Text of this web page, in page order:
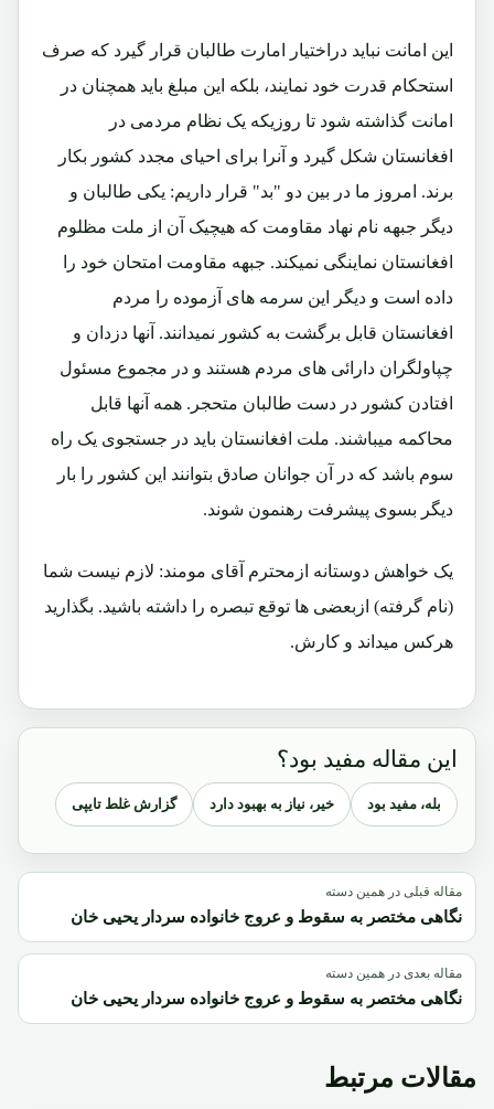
این امانت نباید دراختیار امارت طالبان قرار گیرد که صرف
استحکام قدرت خود نمایند، بلکه این مبلغ باید همچنان در
امانت گذاشته شود تا روزیکه یک نظام مردمی در
افغانستان شکل گیرد و آنرا برای احیای مجدد کشور بکار
برند. امروز ما در بین دو "بد" قرار داریم: یکی طالبان و
دیگر جبهه نام نهاد مقاومت که هیچیک آن از ملت مظلوم
افغانستان نماینگی نمیکند. جبهه مقاومت امتحان خود را
داده است و دیگر این سرمه های آزموده را مردم
افغانستان قابل برگشت به کشور نمیدانند. آنها دزدان و
چپاولگران دارائی های مردم هستند و در مجموع مسئول
افتادن کشور در دست طالبان متحجر. همه آنها قابل
محاکمه میباشند. ملت افغانستان باید در جستجوی یک راه
سوم باشد که در آن جوانان صادق بتوانند این کشور را بار
دیگر بسوی پیشرفت رهنمون شوند.
یک خواهش دوستانه ازمحترم آقای مومند: لازم نیست شما
(نام گرفته) ازبعضی ها توقع تبصره را داشته باشید. بگذارید
هرکس میداند و کارش.
این مقاله مفید بود؟
بله، مفید بود خیر، نیاز به بهبود دارد گزارش غلط تایپی
مقاله قبلی در همین دسته
نگاهی مختصر به سقوط و عروج خانواده سردار یحیی خان
مقاله بعدی در همین دسته
نگاهی مختصر به سقوط و عروج خانواده سردار یحیی خان
مقالات مرتبط